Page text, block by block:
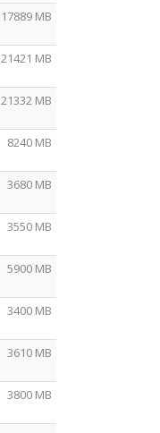
17889 MB
21421 MB
21332 MB
8240 MB
3680 MB
3550 MB
5900 MB
3400 MB
3610 MB
3800 MB